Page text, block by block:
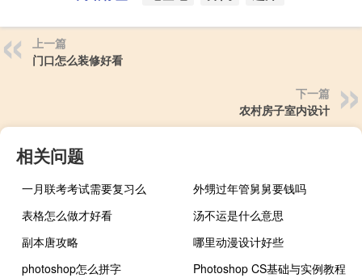
上一篇
门口怎么装修好看
下一篇
农村房子室内设计
相关问题
一月联考考试需要复习么
外甥过年管舅舅要钱吗
表格怎么做才好看
汤不运是什么意思
副本唐攻略
哪里动漫设计好些
photoshop怎么拼字
Photoshop CS基础与实例教程